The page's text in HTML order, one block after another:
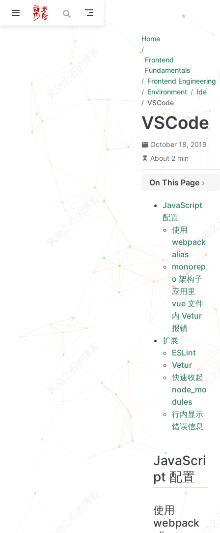
Skip to main content
Home
Frontend
Fundamentals
Frontend Engineering
Environment
Ide
VSCode
VSCode
October 18, 2019
About 2 min
On This Page
使用 webpack alias
ESLint
Vetur
行内显示错误信息
JavaScript
配置
使用
webpack
alias
monorep
o 架构子
应用里
vue 文件
内 Vetur
报错
扩展
ESLint
Vetur
快速收起
node_mo
dules
行内显示
错误信息
JavaScri
pt 配置
使用
webpack